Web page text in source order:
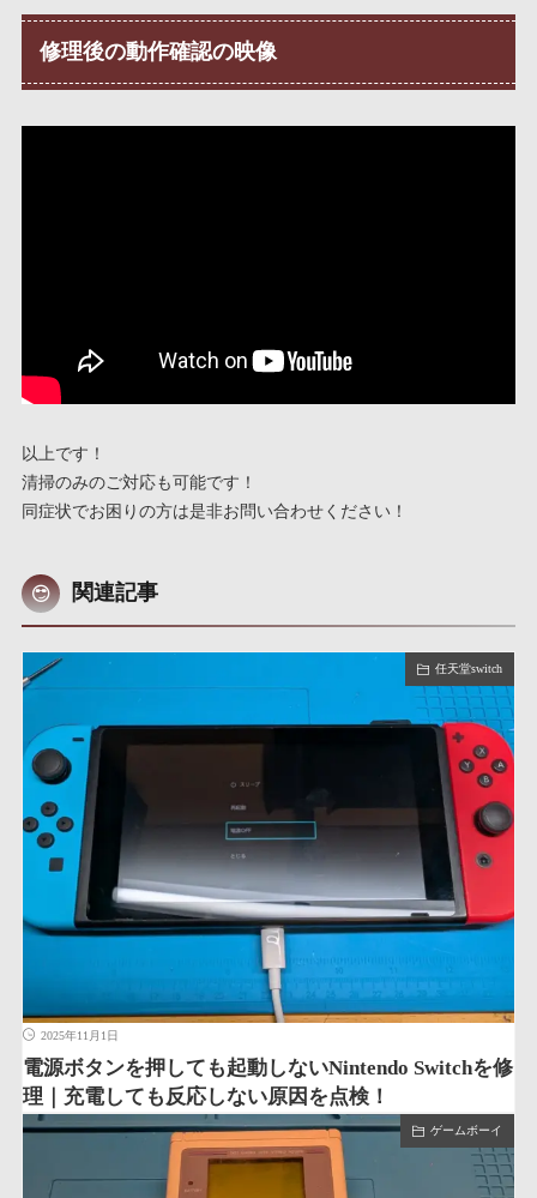
修理後の動作確認の映像
以上です！
清掃のみのご対応も可能です！
同症状でお困りの方は是非お問い合わせください！
関連記事
任天堂switch
2025年11月1日
電源ボタンを押しても起動しないNintendo Switchを修
理｜充電しても反応しない原因を点検！
ゲームボーイ